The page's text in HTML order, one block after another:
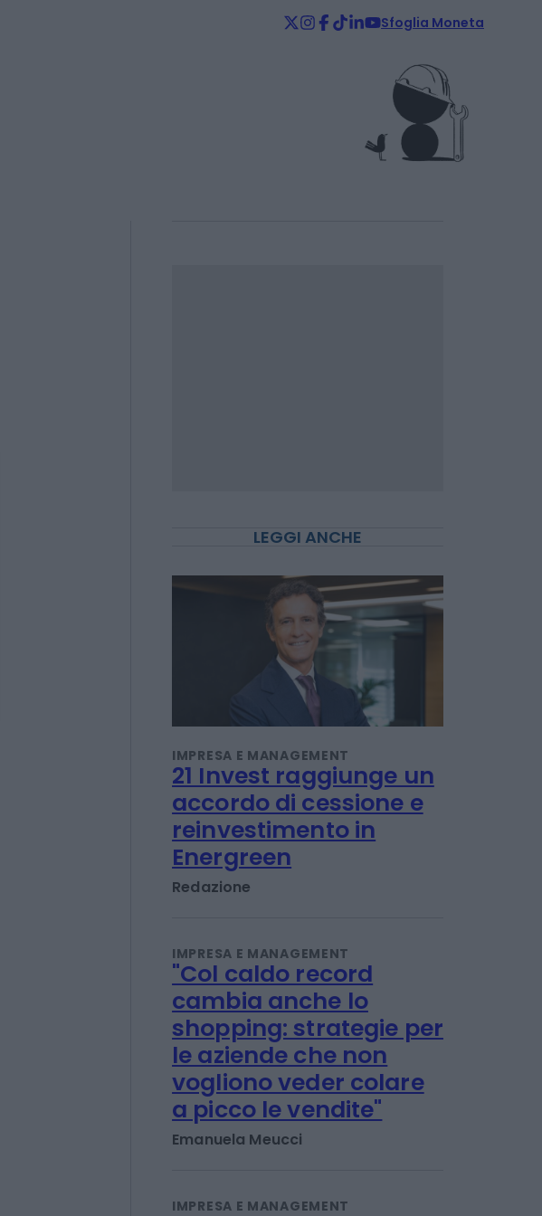
Sfoglia Moneta
LEGGI ANCHE
IMPRESA E MANAGEMENT
21 Invest raggiunge un
accordo di cessione e
Redazione
IMPRESA E MANAGEMENT
"Col caldo record
cambia anche lo
shopping: strategie per
le aziende che non